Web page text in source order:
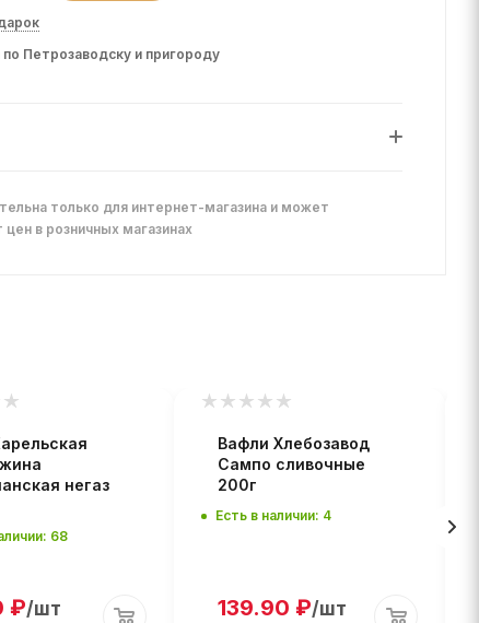
Петрозаводску и пригороду
только для интернет-магазина и может
цен в розничных магазинах
негаз
68
₽/шт
Вафли Хлебозавод
Сампо сливочные
200г
Есть в наличии: 4
139.90 ₽/шт